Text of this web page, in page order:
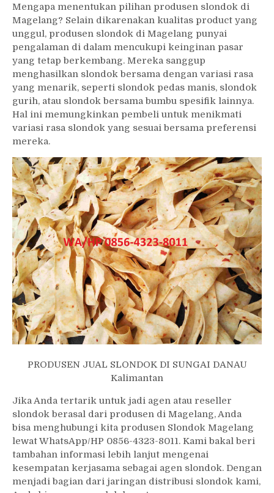
Mengapa menentukan pilihan produsen slondok di
Magelang? Selain dikarenakan kualitas product yang
unggul, produsen slondok di Magelang punyai
pengalaman di dalam mencukupi keinginan pasar
yang tetap berkembang. Mereka sanggup
menghasilkan slondok bersama dengan variasi rasa
yang menarik, seperti slondok pedas manis, slondok
gurih, atau slondok bersama bumbu spesifik lainnya.
Hal ini memungkinkan pembeli untuk menikmati
variasi rasa slondok yang sesuai bersama preferensi
mereka.
PRODUSEN JUAL SLONDOK DI SUNGAI DANAU
Kalimantan
Jika Anda tertarik untuk jadi agen atau reseller
slondok berasal dari produsen di Magelang, Anda
bisa menghubungi kita produsen Slondok Magelang
lewat WhatsApp/HP 0856-4323-8011. Kami bakal beri
tambahan informasi lebih lanjut mengenai
kesempatan kerjasama sebagai agen slondok. Dengan
menjadi bagian dari jaringan distribusi slondok kami,